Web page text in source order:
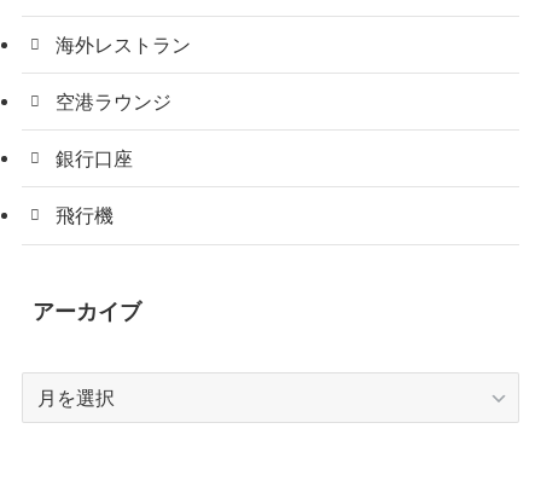
海外レストラン
空港ラウンジ
銀行口座
飛行機
アーカイブ